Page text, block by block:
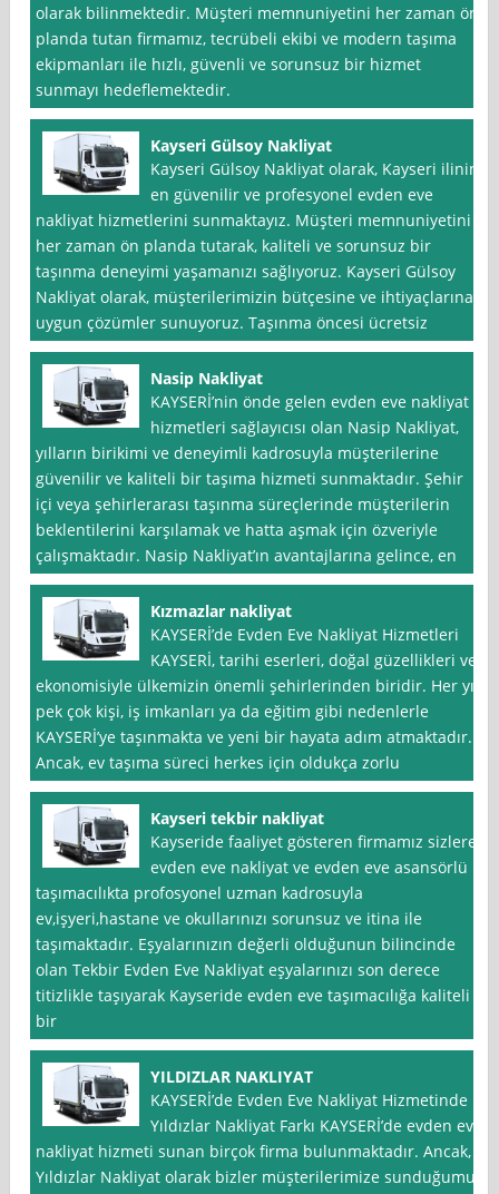
olarak bilinmektedir. Müşteri memnuniyetini her zaman ön
planda tutan firmamız, tecrübeli ekibi ve modern taşıma
ekipmanları ile hızlı, güvenli ve sorunsuz bir hizmet
sunmayı hedeflemektedir.
Kayseri Gülsoy Nakliyat
Kayseri Gülsoy Nakliyat olarak, Kayseri ilinin
en güvenilir ve profesyonel evden eve
nakliyat hizmetlerini sunmaktayız. Müşteri memnuniyetini
her zaman ön planda tutarak, kaliteli ve sorunsuz bir
taşınma deneyimi yaşamanızı sağlıyoruz. Kayseri Gülsoy
Nakliyat olarak, müşterilerimizin bütçesine ve ihtiyaçlarına
uygun çözümler sunuyoruz. Taşınma öncesi ücretsiz
Nasip Nakliyat
KAYSERİ’nin önde gelen evden eve nakliyat
hizmetleri sağlayıcısı olan Nasip Nakliyat,
yılların birikimi ve deneyimli kadrosuyla müşterilerine
güvenilir ve kaliteli bir taşıma hizmeti sunmaktadır. Şehir
içi veya şehirlerarası taşınma süreçlerinde müşterilerin
beklentilerini karşılamak ve hatta aşmak için özveriyle
çalışmaktadır. Nasip Nakliyat’ın avantajlarına gelince, en
Kızmazlar nakliyat
KAYSERİ’de Evden Eve Nakliyat Hizmetleri
KAYSERİ, tarihi eserleri, doğal güzellikleri ve
ekonomisiyle ülkemizin önemli şehirlerinden biridir. Her yıl
pek çok kişi, iş imkanları ya da eğitim gibi nedenlerle
KAYSERİ’ye taşınmakta ve yeni bir hayata adım atmaktadır.
Ancak, ev taşıma süreci herkes için oldukça zorlu
Kayseri tekbir nakliyat
Kayseride faaliyet gösteren firmamız sizlere
evden eve nakliyat ve evden eve asansörlü
taşımacılıkta profosyonel uzman kadrosuyla
ev,işyeri,hastane ve okullarınızı sorunsuz ve itina ile
taşımaktadır. Eşyalarınızın değerli olduğunun bilincinde
olan Tekbir Evden Eve Nakliyat eşyalarınızı son derece
titizlikle taşıyarak Kayseride evden eve taşımacılığa kaliteli
bir
YILDIZLAR NAKLIYAT
KAYSERİ’de Evden Eve Nakliyat Hizmetinde
Yıldızlar Nakliyat Farkı KAYSERİ’de evden eve
nakliyat hizmeti sunan birçok firma bulunmaktadır. Ancak,
Yıldızlar Nakliyat olarak bizler müşterilerimize sunduğumuz